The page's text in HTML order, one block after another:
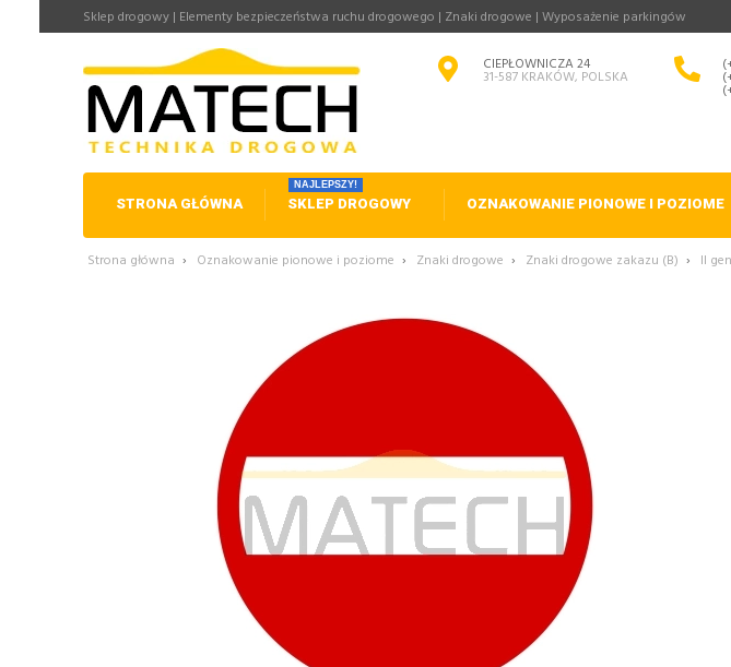
Sklep drogowy | Elementy bezpieczeństwa ruchu drogowego | Znaki drogowe | Wyposażenie parkingów
CIEPŁOWNICZA 24
31-587 KRAKÓW, POLSKA
STRONA GŁÓWNA SKLEP DROGOWY
NAJLEPSZY!
OZNAKOWANIE PIONOWE I POZIOME
Strona główna › Oznakowanie pionowe i poziome › Znaki drogowe › Znaki drogowe zakazu (B) › II